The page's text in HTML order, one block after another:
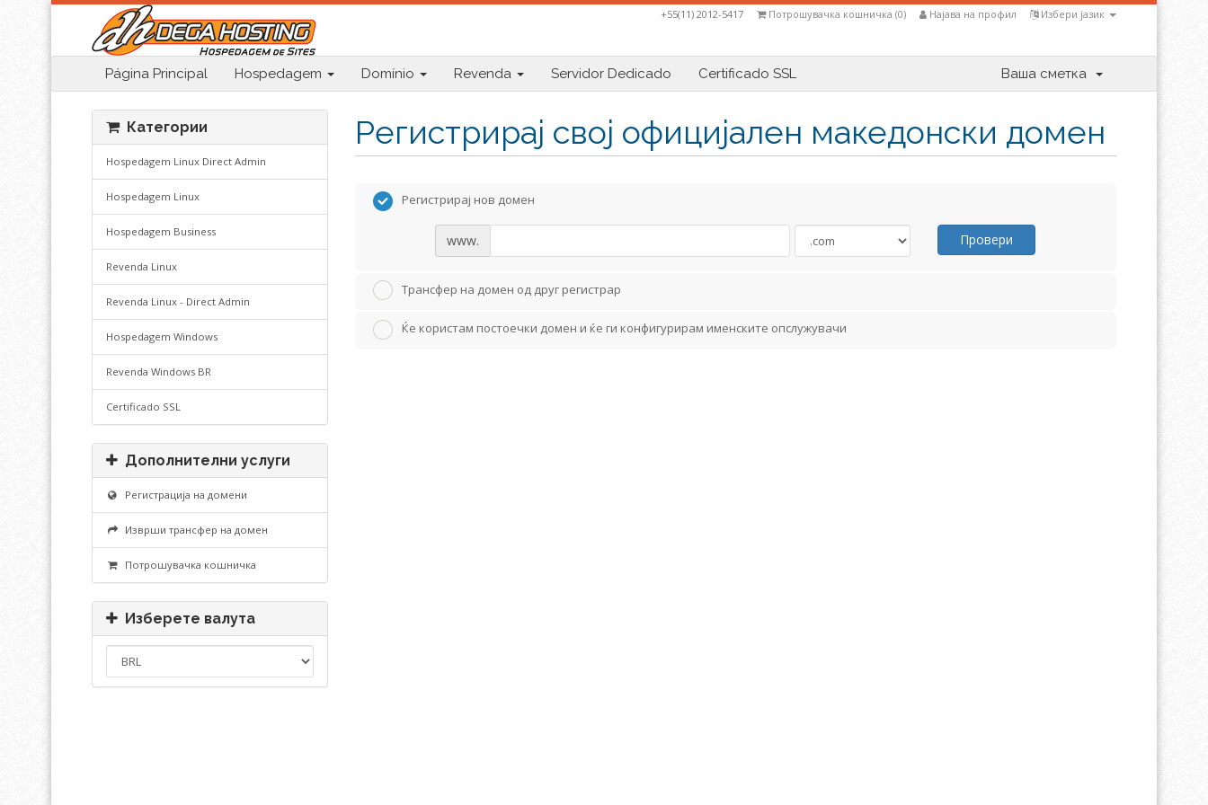
Избери јазик
Најава на профил
Потрошувачка кошничка (0)
+55(11) 2012-5417
Página Principal Hospedagem Domínio Revenda Servidor Dedicado Certificado SSL Ваша сметка
Регистрирај свој официјален македонски домен
Категории
Hospedagem Linux Direct Admin
Hospedagem Linux
Hospedagem Business
Revenda Linux
Revenda Linux - Direct Admin
Hospedagem Windows
Revenda Windows BR
Certificado SSL
Дополнителни услуги
Регистрација на домени
Изврши трансфер на домен
Потрошувачка кошничка
Изберете валута
Регистрирај нов домен
www. Провери
Трансфер на домен од друг регистрар
Ќе користам постоечки домен и ќе ги конфигурирам именските опслужувачи